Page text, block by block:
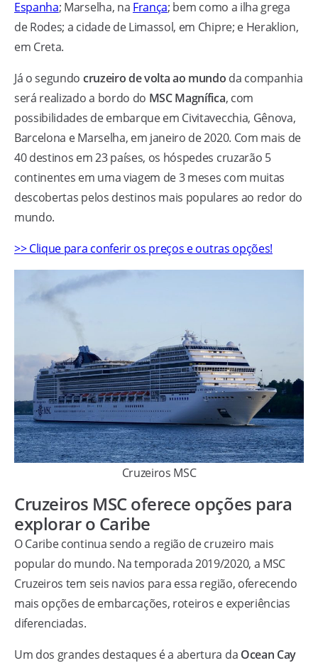
Espanha; Marselha, na França; bem como a ilha grega
de Rodes; a cidade de Limassol, em Chipre; e Heraklion,
em Creta.
Já o segundo cruzeiro de volta ao mundo da companhia
será realizado a bordo do MSC Magnífica, com
possibilidades de embarque em Civitavecchia, Gênova,
Barcelona e Marselha, em janeiro de 2020. Com mais de
40 destinos em 23 países, os hóspedes cruzarão 5
continentes em uma viagem de 3 meses com muitas
descobertas pelos destinos mais populares ao redor do
mundo.
>> Clique para conferir os preços e outras opções!
Cruzeiros MSC
Cruzeiros MSC oferece opções para
explorar o Caribe
O Caribe continua sendo a região de cruzeiro mais
popular do mundo. Na temporada 2019/2020, a MSC
Cruzeiros tem seis navios para essa região, oferecendo
mais opções de embarcações, roteiros e experiências
diferenciadas.
Um dos grandes destaques é a abertura da Ocean Cay